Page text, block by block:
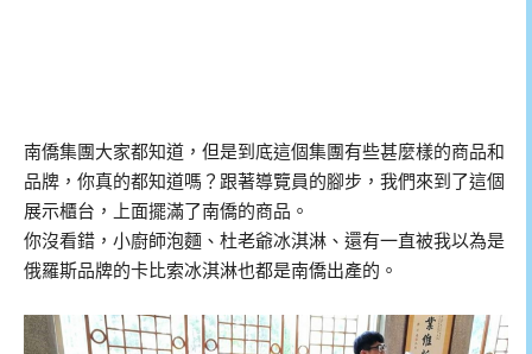
南僑集團大家都知道，但是到底這個集團有些甚麼樣的商品和
品牌，你真的都知道嗎？跟著導覽員的腳步，我們來到了這個
展示櫃台，上面擺滿了南僑的商品。
你沒看錯，小廚師泡麵、杜老爺冰淇淋、還有一直被我以為是
俄羅斯品牌的卡比索冰淇淋也都是南僑出產的。